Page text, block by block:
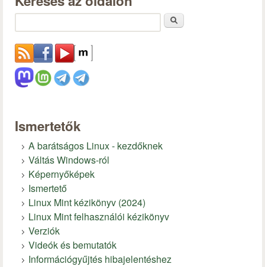
Ismertetők
A barátságos Linux - kezdőknek
Váltás Windows-ról
Képernyőképek
Ismertető
Linux Mint kézikönyv (2024)
Linux Mint felhasználói kézikönyv
Verziók
Videók és bemutatók
Információgyűjtés hibajelentéshez